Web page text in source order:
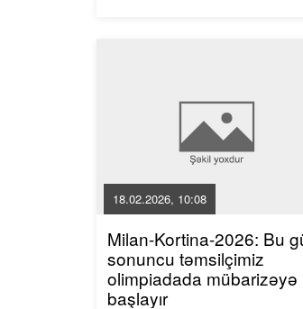
18.02.2026, 10:08
Milan-Kortina-2026: Bu
sonuncu təmsilçimiz
olimpiadada mübarizəyə
başlayır